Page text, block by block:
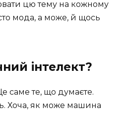
цю тему на кожному
мода, а може, й щось
інтелект?
саме те, що думаєте.
Хоча, як може машина